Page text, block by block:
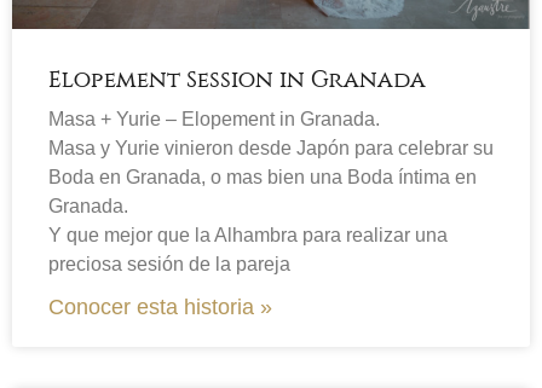
Elopement Session in Granada
Masa + Yurie – Elopement in Granada.
Masa y Yurie vinieron desde Japón para celebrar su
Boda en Granada, o mas bien una Boda íntima en
Granada.
Y que mejor que la Alhambra para realizar una
preciosa sesión de la pareja
Conocer esta historia »